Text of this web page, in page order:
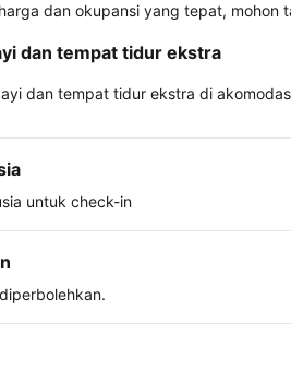
dan okupansi yang tepat,
dan tempat tidur ekstra
dan tempat tidur ekstra di
untuk check-in